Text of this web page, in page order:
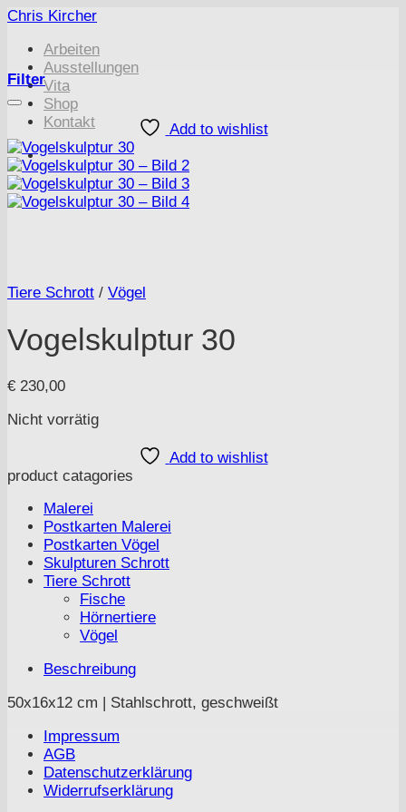
Zum
springen
Chris Kircher
Arbeiten
Ausstellungen
Vita
Shop
Kontakt
Filter
Add to wishlist
Tiere Schrott / Vögel
Vogelskulptur 30
€ 230,00
Nicht vorrätig
Add to wishlist
product catagories
Malerei
Postkarten Malerei
Postkarten Vögel
Skulpturen Schrott
Tiere Schrott
Fische
Hörnertiere
Vögel
Beschreibung
50x16x12 cm | Stahlschrott, geschweißt
Impressum
AGB
Datenschutzerklärung
Widerrufserklärung